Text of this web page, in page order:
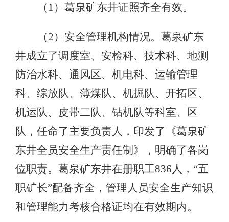
（1）葛泉矿东井证照齐全有效。
（2）安全管理机构情况。葛泉矿东
井成立了调度室、安检科、技术科、地测
防治水科、通风区、机电科、运输管理
科、综放队、薄煤队、机掘队、开拓区、
机运队、皮带二队、钻机队等科室、区
队，任命了主要负责人，印发了《葛泉矿
东井全员安全生产责任制》，明确了各岗
位职责。葛泉矿东井在册职工836人，“五
职矿长”配备齐全，管理人员安全生产知识
和管理能力考核合格证均在有效期内。